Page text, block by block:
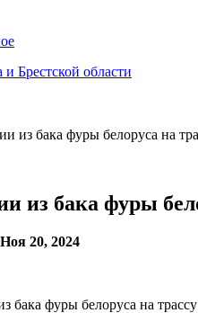
Брестской области
из бака фуры белоруса на
из бака фуры
Ноя 20, 2024